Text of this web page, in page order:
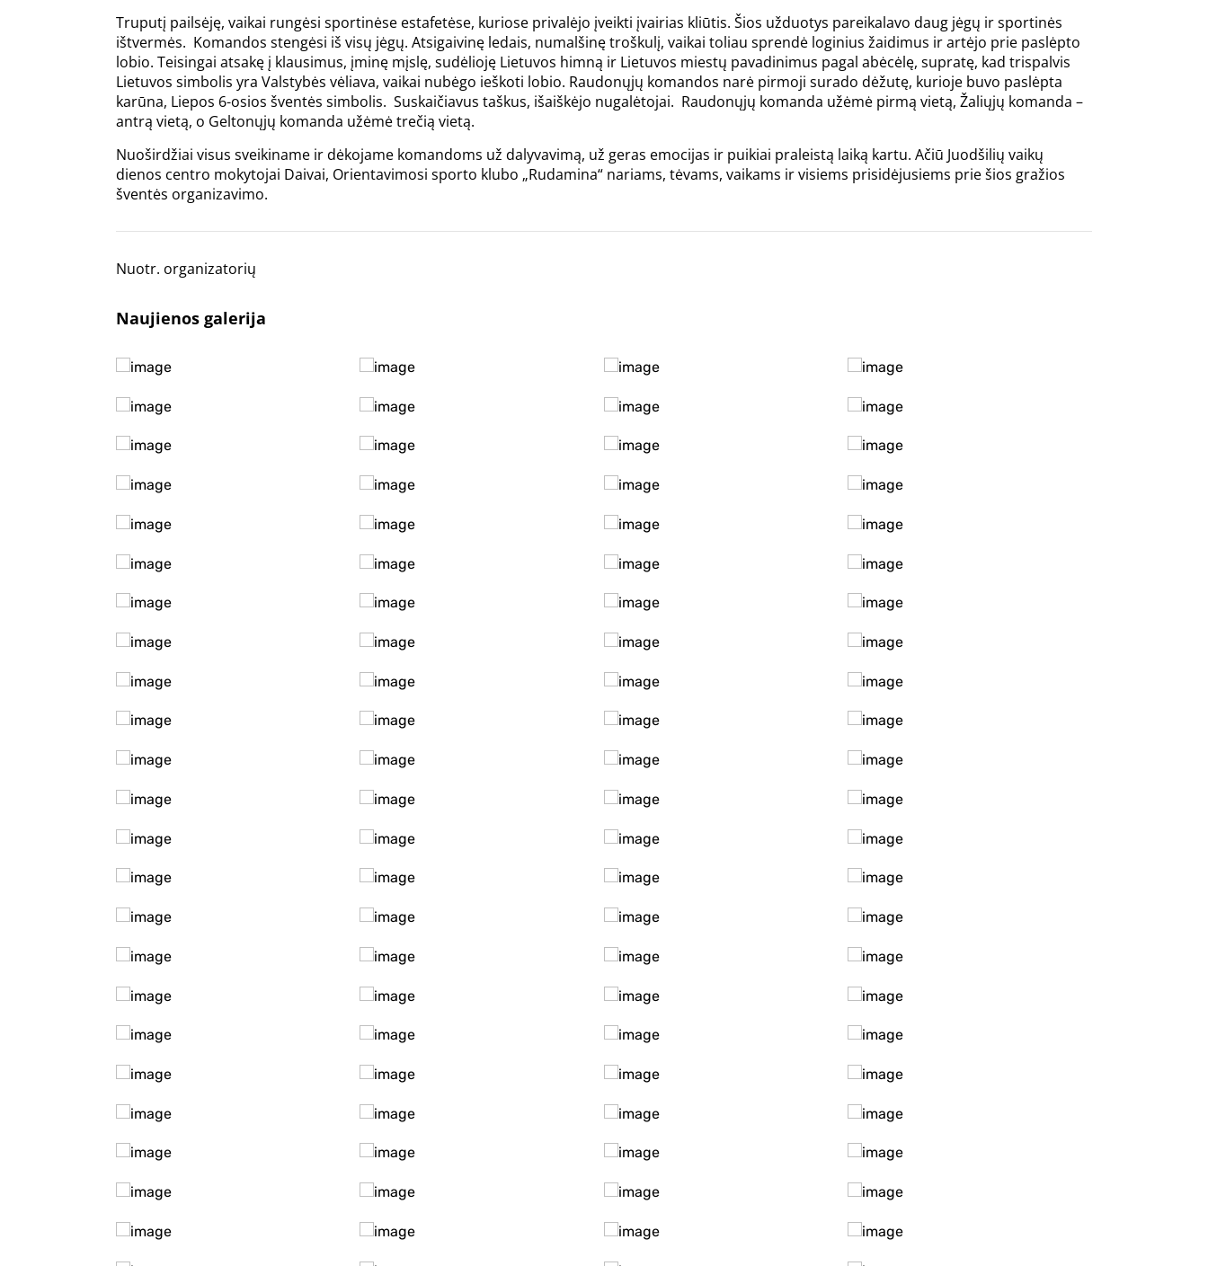
Truputį pailsėję, vaikai rungėsi sportinėse estafetėse, kuriose privalėjo įveikti įvairias kliūtis. Šios užduotys pareikalavo daug jėgų ir sportinės
ištvermės. Komandos stengėsi iš visų jėgų. Atsigaivinę ledais, numalšinę troškulį, vaikai toliau sprendė loginius žaidimus ir artėjo prie paslėpto
lobio. Teisingai atsakę į klausimus, įminę mįslę, sudėlioję Lietuvos himną ir Lietuvos miestų pavadinimus pagal abėcėlę, supratę, kad trispalvis
Lietuvos simbolis yra Valstybės vėliava, vaikai nubėgo ieškoti lobio. Raudonųjų komandos narė pirmoji surado dėžutę, kurioje buvo paslėpta
karūna, Liepos 6-osios šventės simbolis. Suskaičiavus taškus, išaiškėjo nugalėtojai. Raudonųjų komanda užėmė pirmą vietą, Žaliųjų komanda –
antrą vietą, o Geltonųjų komanda užėmė trečią vietą.
Nuoširdžiai visus sveikiname ir dėkojame komandoms už dalyvavimą, už geras emocijas ir puikiai praleistą laiką kartu. Ačiū Juodšilių vaikų
dienos centro mokytojai Daivai, Orientavimosi sporto klubo „Rudamina“ nariams, tėvams, vaikams ir visiems prisidėjusiems prie šios gražios
šventės organizavimo.
Nuotr. organizatorių
Naujienos galerija